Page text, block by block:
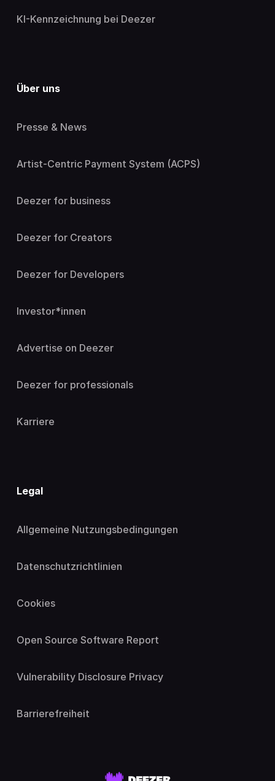
KI-Kennzeichnung bei Deezer
Über uns
Presse & News
Artist-Centric Payment System (ACPS)
Deezer for business
Deezer for Creators
Deezer for Developers
Investor*innen
Advertise on Deezer
Deezer for professionals
Karriere
Legal
Allgemeine Nutzungsbedingungen
Datenschutzrichtlinien
Cookies
Open Source Software Report
Vulnerability Disclosure Privacy
Barrierefreiheit